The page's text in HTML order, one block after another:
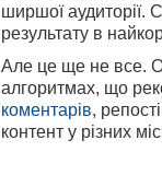
ширшої аудиторії.
результату в
Але це ще не все.
алгоритмах, що
коментарів,
контент у різних